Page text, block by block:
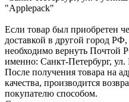
"Applepack"
Если товар был приобретен
доставкой в другой город
необходимо вернуть Почтой
именно: Санкт-Петербург,
После получения товара на
качества, производится
покупателю способом.